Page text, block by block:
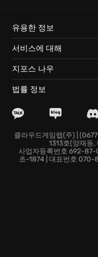
새로운 능력과 업그레
타일을 완성하세요.
GeForce NOW를 통해
를 탐험하세요!
유용한 정보
서비스에 대해
지포스 나우
법률 정보
클라우드게임랩(주) |
1313호(양재동,
사업자등록번호 692-
초-1874 | 대표번호